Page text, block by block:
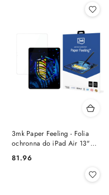
3mk Paper Feeling - Folia
ochronna do iPad Air 13"
Cena:
81.96